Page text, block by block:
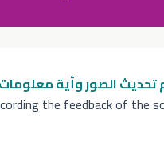
الصور وأية
the feedback of the